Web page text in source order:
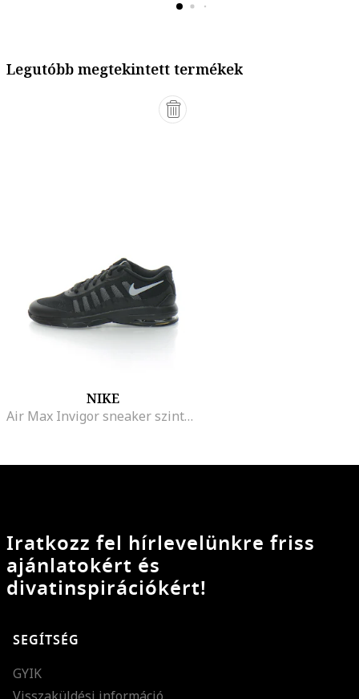
Legutóbb megtekintett termékek
NIKE
Air Max Invigor sneaker szintetikus részletekkel, Fekete
Iratkozz fel hírlevelünkre friss
ajánlatokért és
divatinspirációkért!
SEGÍTSÉG
GYIK